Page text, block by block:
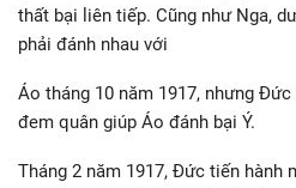
thất bại liên tiếp. Cũng như Nga,
phải đánh nhau với
Áo tháng 10 năm 1917, nhưng
đem quân giúp Áo đánh bại Ý.
Tháng 2 năm 1917, Đức tiến hành